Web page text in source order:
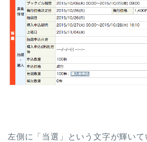
左側に「当選」という文字が輝いて